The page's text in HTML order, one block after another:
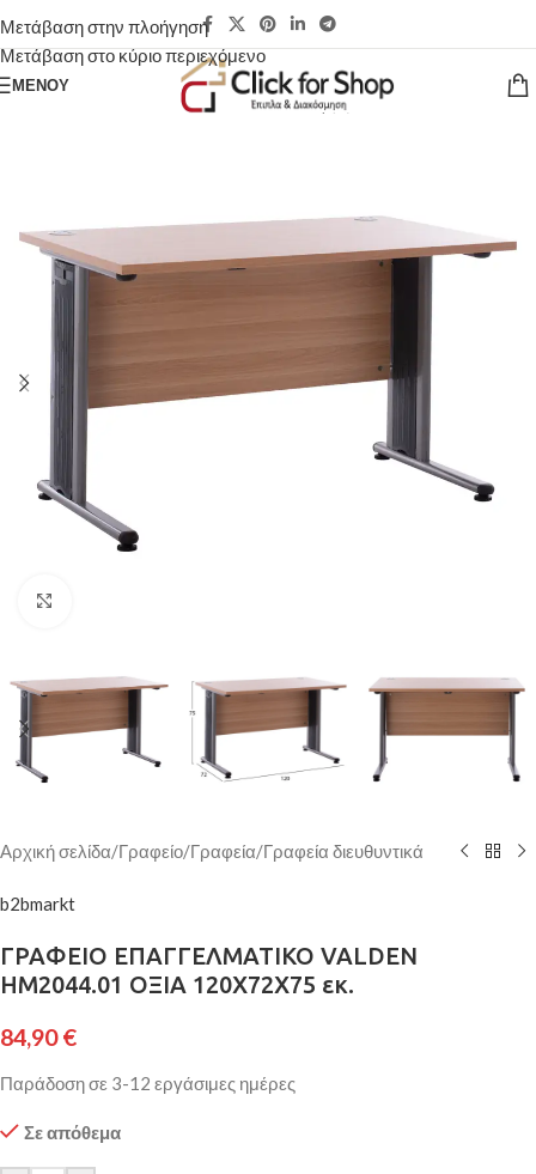
Μετάβαση στην πλοήγηση
Μετάβαση στο κύριο περιεχόμενο
ΜΕΝΟΎ
Αρχική σελίδα/Γραφείο/Γραφεία/Γραφεία διευθυντικά
b2bmarkt
ΓΡΑΦΕΙΟ ΕΠΑΓΓΕΛΜΑΤΙΚΟ VALDEN
HM2044.01 ΟΞΙΑ 120X72X75 εκ.
84,90€
Παράδοση σε 3-12 εργάσιμες ημέρες
Σε απόθεμα